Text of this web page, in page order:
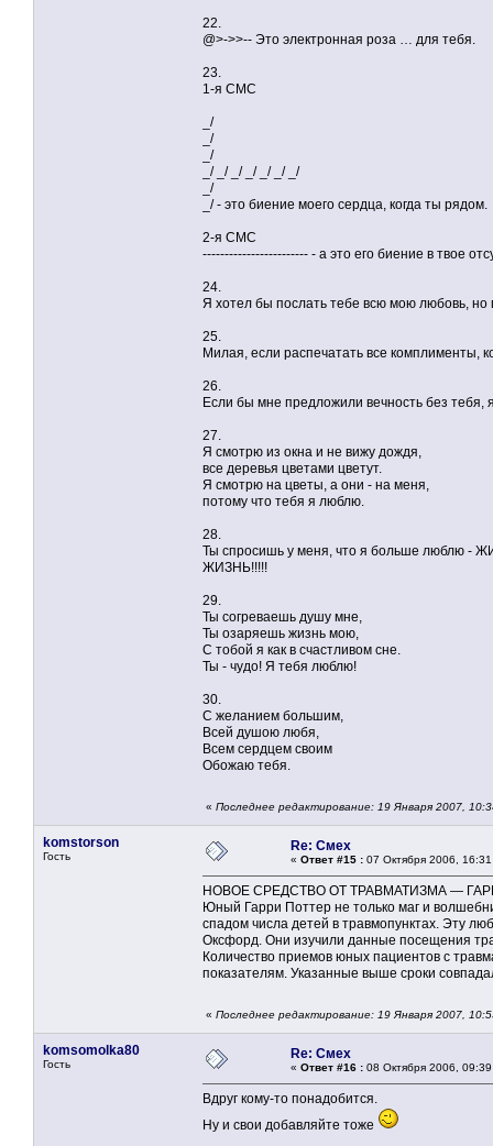
22.
@>->>-- Это электронная роза … для тебя.
23.
1-я СМС
_/
_/
_/
_/ _/ _/ _/ _/ _/ _/
_/
_/ - это биение моего сердца, когда ты рядом.
2-я СМС
------------------------ - а это его биение в твое
24.
Я хотел бы послать тебе всю мою любовь,
25.
Милая, если распечатать все комплименты,
26.
Если бы мне предложили вечность без тебя,
27.
Я смотрю из окна и не вижу дождя,
все деревья цветами цветут.
Я смотрю на цветы, а они - на меня,
потому что тебя я люблю.
28.
Ты спросишь у меня, что я больше люблю -
ЖИЗНЬ!!!!!
29.
Ты согреваешь душу мне,
Ты озаряешь жизнь мою,
С тобой я как в счастливом сне.
Ты - чудо! Я тебя люблю!
30.
С желанием большим,
Всей душою любя,
Всем сердцем своим
Обожаю тебя.
« Последнее редактирование: 19 Января 2007,
komstorson
Гость
Re: Смех
« Ответ #15 : 07 Октября 2006,
НОВОЕ СРЕДСТВО ОТ ТРАВМАТИЗМА —
Юный Гарри Поттер не только маг и
спадом числа детей в травмопунктах. Эту
Оксфорд. Они изучили данные посещения
Количество приемов юных пациентов с
показателям. Указанные выше сроки
« Последнее редактирование: 19 Января 2007,
komsomolka80
Гость
Re: Смех
« Ответ #16 : 08 Октября 2006,
Вдруг кому-то понадобится.
Ну и свои добавляйте тоже